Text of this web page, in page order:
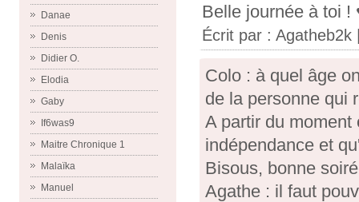
Danae
Denis
Didier O.
Elodia
Gaby
If6was9
Maitre Chronique 1
Malaïka
Manuel
Belle journée à toi !
Écrit par : Agatheb2k
Colo : à quel âge
de la personne qui
A partir du
indépendance et
Bisous, bonne
Agathe : il faut